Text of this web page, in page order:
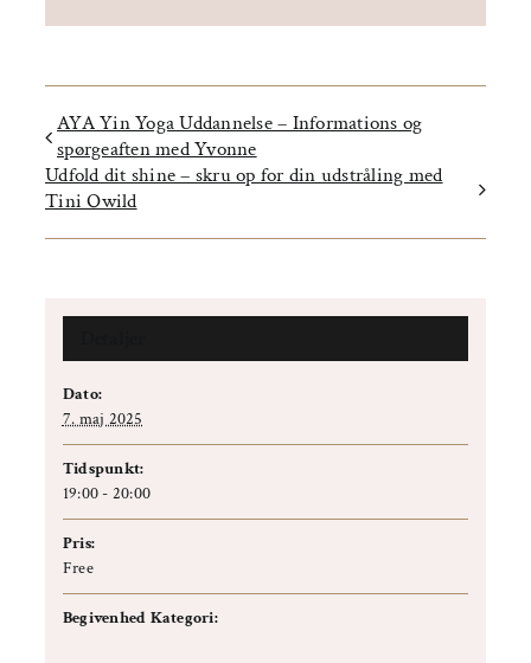
AYA Yin Yoga Uddannelse – Informations og
spørgeaften med Yvonne
Udfold dit shine – skru op for din udstråling med
Tini Owild
Dato:
7. maj 2025
Tidspunkt:
19:00 - 20:00
Pris:
Free
Begivenhed Kategori: